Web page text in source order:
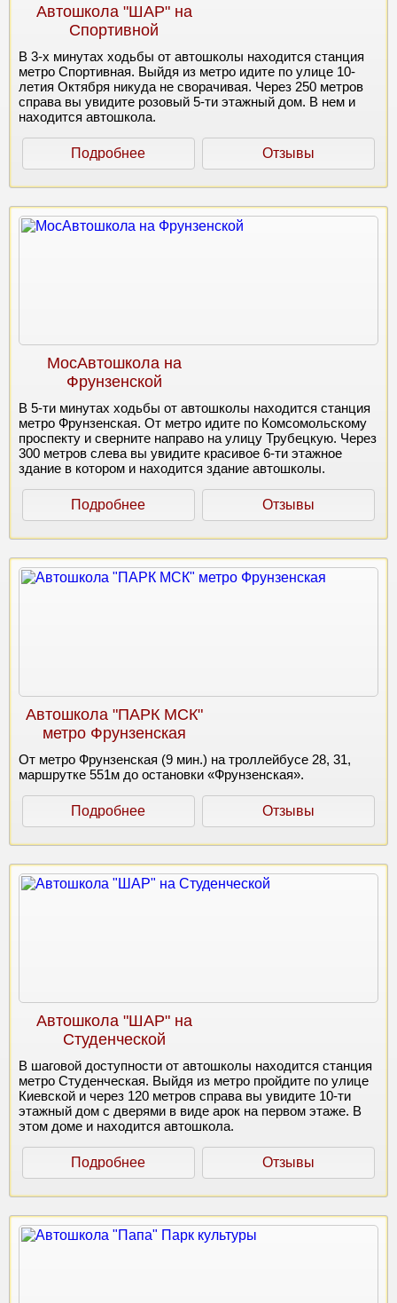
Автошкола "ШАР" на
Спортивной
В 3-х минутах ходьбы от автошколы находится станция
метро Спортивная. Выйдя из метро идите по улице 10-
летия Октября никуда не сворачивая. Через 250 метров
справа вы увидите розовый 5-ти этажный дом. В нем и
находится автошкола.
Подробнее Отзывы
МосАвтошкола на
Фрунзенской
В 5-ти минутах ходьбы от автошколы находится станция
метро Фрунзенская. От метро идите по Комсомольскому
проспекту и сверните направо на улицу Трубецкую. Через
300 метров слева вы увидите красивое 6-ти этажное
здание в котором и находится здание автошколы.
Подробнее Отзывы
Автошкола "ПАРК МСК"
метро Фрунзенская
От метро Фрунзенская (9 мин.) на троллейбусе 28, 31,
маршрутке 551м до остановки «Фрунзенская».
Подробнее Отзывы
Автошкола "ШАР" на
Студенческой
В шаговой доступности от автошколы находится станция
метро Студенческая. Выйдя из метро пройдите по улице
Киевской и через 120 метров справа вы увидите 10-ти
этажный дом с дверями в виде арок на первом этаже. В
этом доме и находится автошкола.
Подробнее Отзывы